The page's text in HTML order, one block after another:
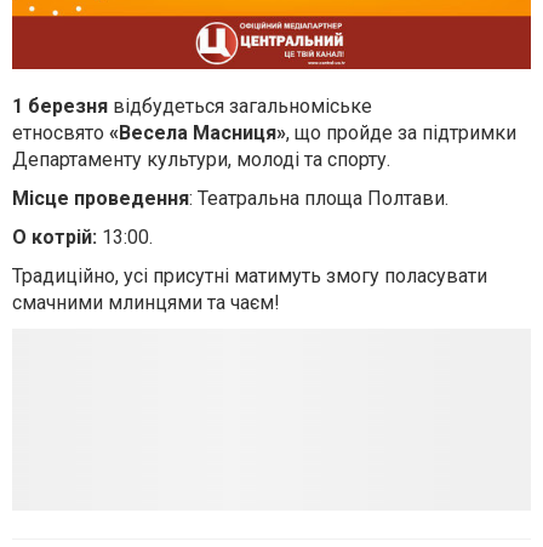
1 березня відбудеться загальноміське
етносвято «Весела Масниця», що пройде за підтримки
Департаменту культури, молоді та спорту.
Місце проведення: Театральна площа Полтави.
О котрій: 13:00.
Традиційно, усі присутні матимуть змогу поласувати
смачними млинцями та чаєм!